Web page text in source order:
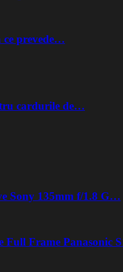
ce prevede…
cardurile de…
Sony 135mm f/1.8 G…
Full Frame Panasonic